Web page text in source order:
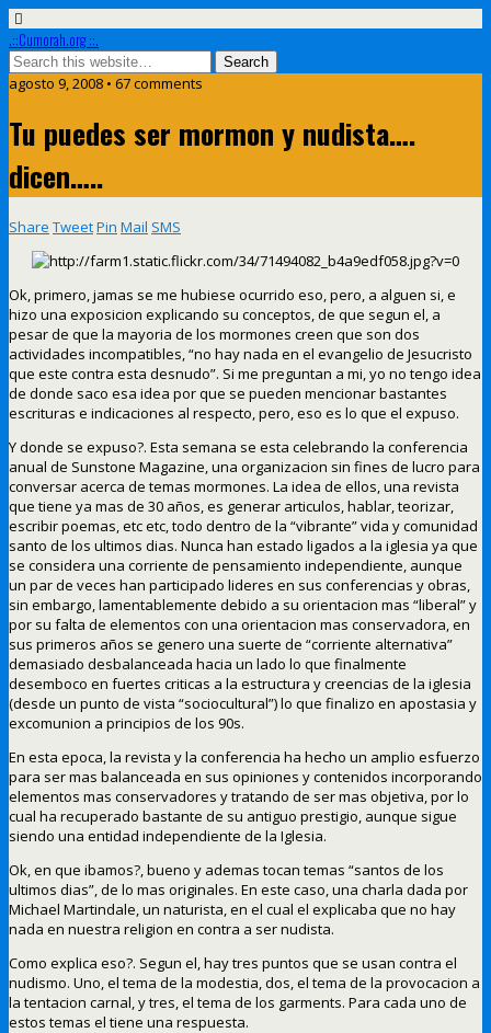
.::Cumorah.org ::.
agosto 9, 2008 • 67 comments
Tu puedes ser mormon y nudista….
dicen…..
Share TweetPin Mail SMS
Ok, primero, jamas se me hubiese ocurrido eso, pero, a alguen si, e
hizo una exposicion explicando su conceptos, de que segun el, a
pesar de que la mayoria de los mormones creen que son dos
actividades incompatibles, “no hay nada en el evangelio de Jesucristo
que este contra esta desnudo”. Si me preguntan a mi, yo no tengo idea
de donde saco esa idea por que se pueden mencionar bastantes
escrituras e indicaciones al respecto, pero, eso es lo que el expuso.
Y donde se expuso?. Esta semana se esta celebrando la conferencia
anual de Sunstone Magazine, una organizacion sin fines de lucro para
conversar acerca de temas mormones. La idea de ellos, una revista
que tiene ya mas de 30 años, es generar articulos, hablar, teorizar,
escribir poemas, etc etc, todo dentro de la “vibrante” vida y comunidad
santo de los ultimos dias. Nunca han estado ligados a la iglesia ya que
se considera una corriente de pensamiento independiente, aunque
un par de veces han participado lideres en sus conferencias y obras,
sin embargo, lamentablemente debido a su orientacion mas “liberal” y
por su falta de elementos con una orientacion mas conservadora, en
sus primeros años se genero una suerte de “corriente alternativa”
demasiado desbalanceada hacia un lado lo que finalmente
desemboco en fuertes criticas a la estructura y creencias de la iglesia
(desde un punto de vista “sociocultural”) lo que finalizo en apostasia y
excomunion a principios de los 90s.
En esta epoca, la revista y la conferencia ha hecho un amplio esfuerzo
para ser mas balanceada en sus opiniones y contenidos incorporando
elementos mas conservadores y tratando de ser mas objetiva, por lo
cual ha recuperado bastante de su antiguo prestigio, aunque sigue
siendo una entidad independiente de la Iglesia.
Ok, en que ibamos?, bueno y ademas tocan temas “santos de los
ultimos dias”, de lo mas originales. En este caso, una charla dada por
Michael Martindale, un naturista, en el cual el explicaba que no hay
nada en nuestra religion en contra a ser nudista.
Como explica eso?. Segun el, hay tres puntos que se usan contra el
nudismo. Uno, el tema de la modestia, dos, el tema de la provocacion a
la tentacion carnal, y tres, el tema de los garments. Para cada uno de
estos temas el tiene una respuesta.